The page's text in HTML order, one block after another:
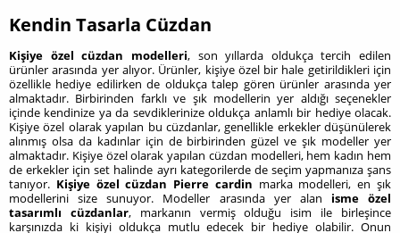
Kendin Tasarla Cüzdan
Kişiye özel cüzdan modelleri, son yıllarda oldukça tercih edilen
ürünler arasında yer alıyor. Ürünler, kişiye özel bir hale getirildikleri için
özellikle hediye edilirken de oldukça talep gören ürünler arasında yer
almaktadır. Birbirinden farklı ve şık modellerin yer aldığı seçenekler
içinde kendinize ya da sevdiklerinize oldukça anlamlı bir hediye olacak.
Kişiye özel olarak yapılan bu cüzdanlar, genellikle erkekler düşünülerek
alınmış olsa da kadınlar için de birbirinden güzel ve şık modeller yer
almaktadır. Kişiye özel olarak yapılan cüzdan modelleri, hem kadın hem
de erkekler için set halinde ayrı kategorilerde de seçim yapmanıza şans
tanıyor. Kişiye özel cüzdan Pierre cardin marka modelleri, en şık
modellerini size sunuyor. Modeller arasında yer alan isme özel
tasarımlı cüzdanlar, markanın vermiş olduğu isim ile birleşince
karşınızda ki kişiyi oldukça mutlu edecek bir hediye olabilir. Onun